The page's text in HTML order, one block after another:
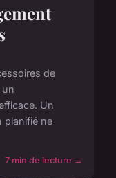
de
un
Un
planifié ne
7 min de lecture →